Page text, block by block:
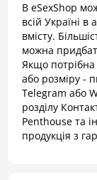
В eSexShop
всій Україні в
вмісту.
можна
Якщо
або розміру -
Telegram або
розділу
Penthouse та
продукція з